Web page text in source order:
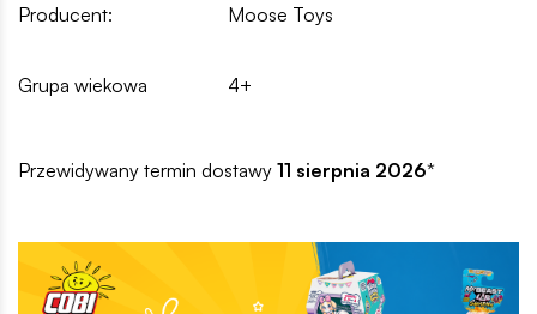
Producent:
Moose Toys
Grupa wiekowa 4+
Przewidywany termin dostawy 11 sierpnia 2026*